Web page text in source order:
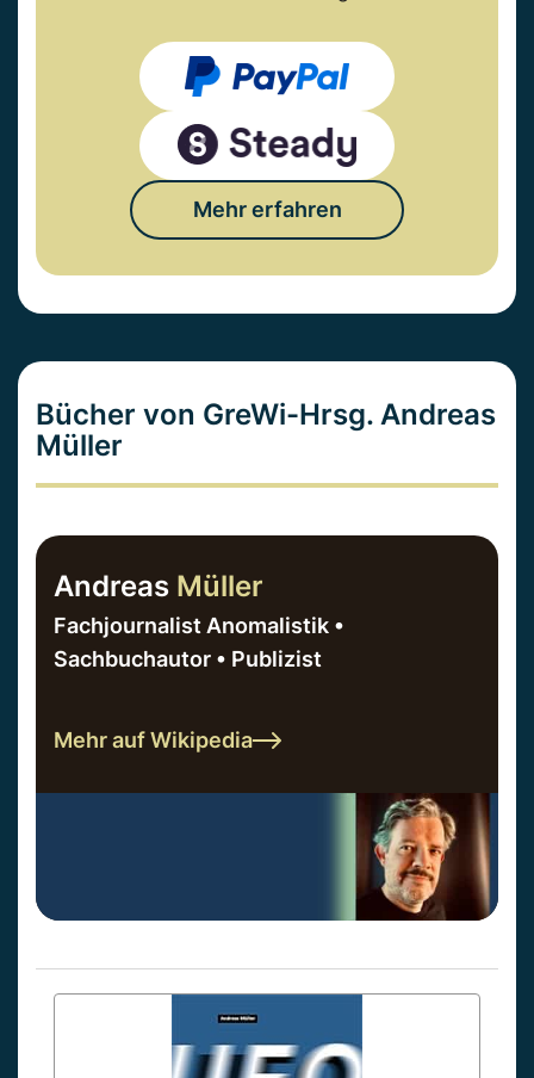
Mehr erfahren
Bücher von GreWi-Hrsg. Andreas
Müller
Andreas Müller
Fachjournalist Anomalistik •
Sachbuchautor • Publizist
Mehr auf Wikipedia